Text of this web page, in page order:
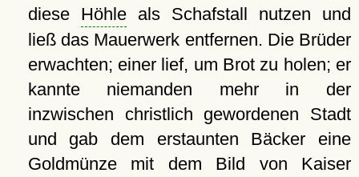
diese Höhleals Schafstall nutzen und
ließ das Mauerwerk entfernen. Die Brüder
erwachten; einer lief, um Brot zu holen; er
kannte niemanden mehr in der
inzwischen christlich gewordenen Stadt
und gab dem erstaunten Bäcker eine
Goldmünze mit dem Bild von Kaiser